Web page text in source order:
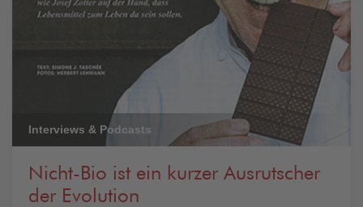
Interviews & Podcasts
Nicht-Bio ist ein kurzer Ausrutscher
der Evolution